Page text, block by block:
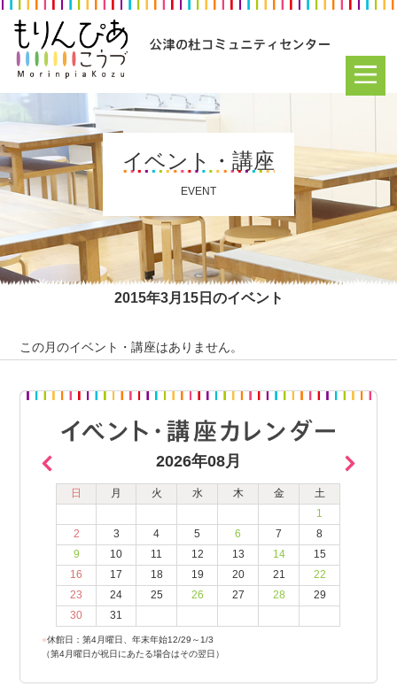
イベント・講座
EVENT
2015年3月15日のイベント
この月のイベント・講座はありません。
2026年08月
日 月 火 水 木 金
土
1
2
3 4 5 6 7
8
9
10 11 12 13 14
15
16
17 18 19 20 21
22
23
24 25 26 27 28
29
30
31
●休館日：第4月曜日、年末年始12/29～1/3
（第4月曜日が祝日にあたる場合はその翌日）